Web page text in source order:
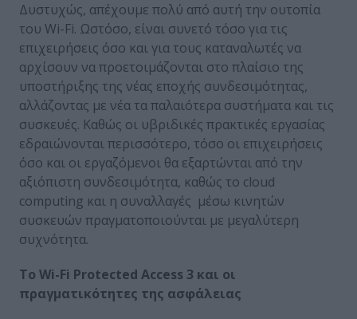
Δυστυχώς, απέχουμε πολύ από αυτή την ουτοπία
του Wi-Fi. Ωστόσο, είναι συνετό τόσο για τις
επιχειρήσεις όσο και για τους καταναλωτές να
αρχίσουν να προετοιμάζονται στο πλαίσιο της
υποστήριξης της νέας εποχής συνδεσιμότητας,
αλλάζοντας με νέα τα παλαιότερα συστήματα και τις
συσκευές. Καθώς οι υβριδικές πρακτικές εργασίας
εδραιώνονται περισσότερο, τόσο οι επιχειρήσεις
όσο και οι εργαζόμενοι θα εξαρτώνται από την
αξιόπιστη συνδεσιμότητα, καθώς το cloud
computing και η συναλλαγές μέσω κινητών
συσκευών πραγματοποιούνται με μεγαλύτερη
συχνότητα.
Το Wi-Fi Protected Access 3 και οι
πραγματικότητες της ασφάλειας